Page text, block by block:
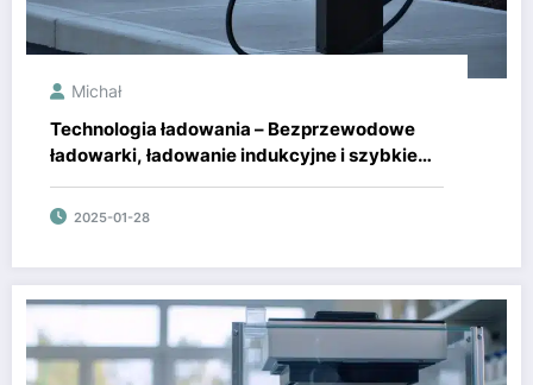
Michał
Technologia ładowania – Bezprzewodowe
ładowarki, ładowanie indukcyjne i szybkie
2025-01-28